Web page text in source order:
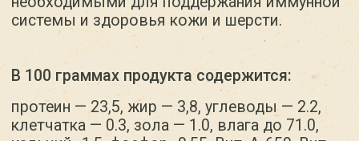
Выбирайте «Petpit» для здоровья
и долголетия вашего любимого питомца.
Натуральные ингредиенты и забота
о качестве — это то, что отличает «Petpit»
на фоне других кормов.